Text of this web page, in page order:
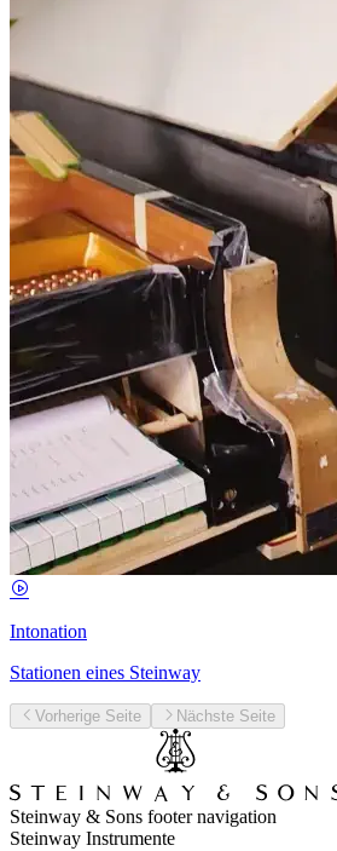
Intonation
Stationen eines Steinway
Vorherige Seite Nächste Seite
Steinway & Sons footer navigation
Steinway Instrumente